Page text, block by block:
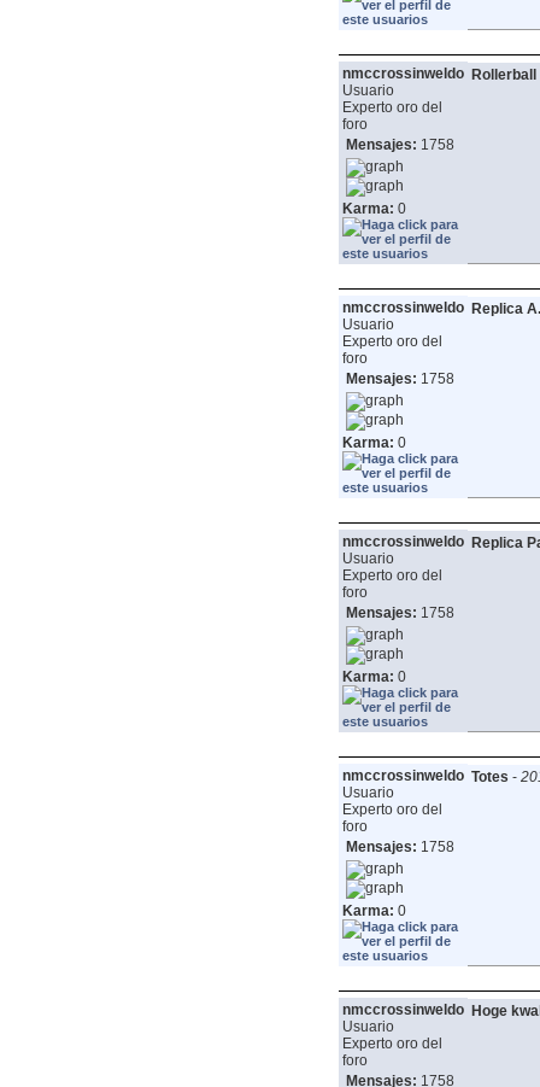
nmccrossinweldo
Usuario
Experto oro del
foro
Mensajes: 1758
Karma: 0
Rollerball
nmccrossinweldo
Usuario
Experto oro del
foro
Mensajes: 1758
Karma: 0
Replica
nmccrossinweldo
Usuario
Experto oro del
foro
Mensajes: 1758
Karma: 0
Replica
nmccrossinweldo
Usuario
Experto oro del
foro
Mensajes: 1758
Karma: 0
Totes -
nmccrossinweldo
Usuario
Experto oro del
foro
Mensajes: 1758
Hoge